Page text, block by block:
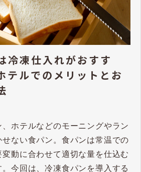
冷凍仕入れがおすす
テルでのメリットとお
ホテルなどのモーニングやラン
ない食パン。食パンは常温での
変動に合わせて適切な量を仕込む
今回は、冷凍食パンを導入する